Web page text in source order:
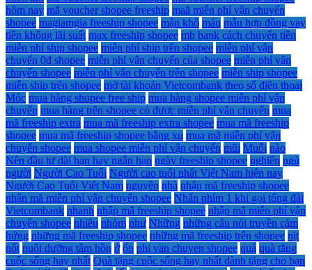
hôm nay mã voucher shopee freeship maã miễn phí vận chuyển
shopee magiamgia freeship shopee mận khô máu mẫu hợp đồng vay
tiền không lãi suất max freeship shopee mb bank cách chuyển tiền
miễn phí ship shopee miễn phí ship trên shopee miễn phí vận
chuyển 0đ shopee miễn phí vận chuyển của shopee miễn phí vận
chuyển shopee miễn phí vận chuyển trên shopee miễn ship shopee
miễn ship trên shopee mở tài khoản Vietcombank theo số điện thoại
Móc mua hàng shopee free ship mua hàng shopee miễn phí vận
chuyển mua hàng trên shopee có được miễn phí vận chuyển mua
mã freeship extra mua mã freeship extra shopee mua mã freeship
shopee mua mã freeship shopee bằng xu mua mã miễn phí vận
chuyển shopee mua shopee miễn phí vận chuyển mũi Muỗi nào
Nên đầu tư dài hạn hay ngắn hạn ngày freeship shopee nghiến ngủ
người Người Cao Tuổi Người cao tuổi nhất Việt Nam hiện nay
Người Cao Tuổi Việt Nam nguyên nhà nhận mã freeship shopee
nhận mã miễn phí vận chuyển shopee Nhấn phím 1 khi gọi tổng đài
Vietcombank nhanh nhập mã freeship shopee nhập mã miễn phí vận
chuyển shopee nhiêu nhóm như Những những câu nói truyền cảm
hứng những mã freeship shopee những mã freeship trên shopee nịt
nốt nuôi dưỡng tâm hồn ở ổn phi van chuyen shopee quá quà tặng
cuộc sống hay nhất Quà tặng cuộc sống hay nhất dành tặng cho bạn